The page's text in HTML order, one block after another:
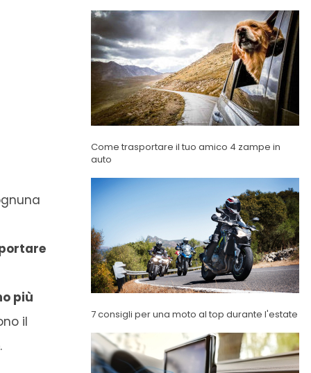
più
il
.
Come trasportare il tuo amico 4 zampe in
auto
7 consigli per una moto al top durante l'estate